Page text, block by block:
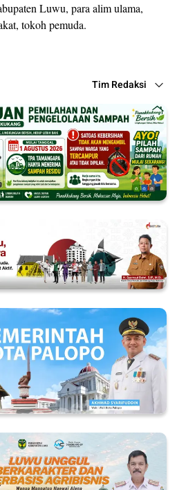
Luwu, para alim ulama,
tokoh pemuda.
Tim Redaksi